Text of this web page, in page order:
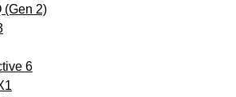
(Gen 2)
6